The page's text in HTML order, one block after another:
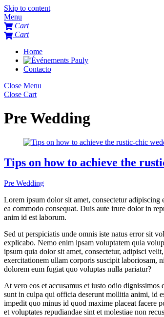
Skip to content
Menu
Cart
Cart
Home
Contacto
Close Menu
Close Cart
Pre Wedding
Tips on how to achieve the
Pre Wedding
Lorem ipsum dolor sit amet, consectetur
ea commodo consequat. Duis aute irure dolor in
anim id est laborum.
Sed ut perspiciatis unde omnis iste natus error sit
explicabo. Nemo enim ipsam voluptatem quia
ipsum quia dolor sit amet, consectetur, adipisci
exercitationem ullam corporis suscipit laboriosam,
dolorem eum fugiat quo voluptas nulla pariatur?
At vero eos et accusamus et iusto odio
sunt in culpa qui officia deserunt mollitia animi, id
impedit quo minus id quod maxime placeat facere
et voluptates repudiandae sint et molestiae non